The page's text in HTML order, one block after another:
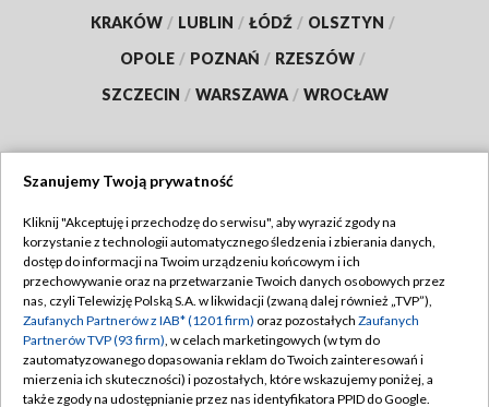
KRAKÓW / LUBLIN / ŁÓDŹ / OLSZTYN /
OPOLE / POZNAŃ / RZESZÓW /
SZCZECIN / WARSZAWA / WROCŁAW
TVP
Abonament TVP
Emisja w TVP
Centrum informacji TVP
Naziemna Telewizja Cyfrowa
Regulamin TVP
Polityka prywatności
Moje zgody
Pomoc
Szanujemy Twoją prywatność
Kliknij "Akceptuję i przechodzę do serwisu", aby wyrazić zgody na
korzystanie z technologii automatycznego śledzenia i zbierania danych,
dostęp do informacji na Twoim urządzeniu końcowym i ich
przechowywanie oraz na przetwarzanie Twoich danych osobowych przez
nas, czyli Telewizję Polską S.A. w likwidacji (zwaną dalej również „TVP”),
Zaufanych Partnerów z IAB* (1201 firm) oraz pozostałych Zaufanych
Partnerów TVP (93 firm), w celach marketingowych (w tym do
zautomatyzowanego dopasowania reklam do Twoich zainteresowań i
mierzenia ich skuteczności) i pozostałych, które wskazujemy poniżej, a
także zgody na udostępnianie przez nas identyfikatora PPID do Google.